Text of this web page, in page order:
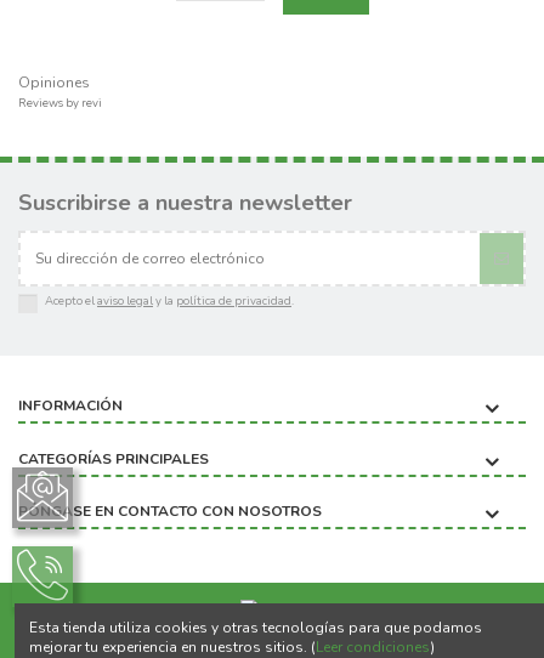
Opiniones
Reviews by revi
Suscribirse a nuestra newsletter
Acepto elaviso legaly la política de privacidad.
INFORMACIÓN
CATEGORÍAS PRINCIPALES
PÓNGASE EN CONTACTO CON NOSOTROS
Copyright ©2020 BIOBICHO
Esta tienda utiliza cookies y otras tecnologías para que podamos
mejorar tu experiencia en nuestros sitios. (Leer condiciones)